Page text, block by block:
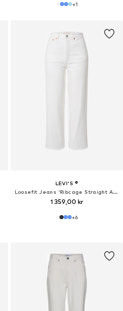
+1
LEVI'S ®
Loosefit Jeans 'Ribcage Straight Ankle Jeans'
1 359,00 kr
+6